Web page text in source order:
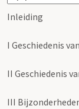
Inleiding
I Geschiedenis
II Geschiedenis
III